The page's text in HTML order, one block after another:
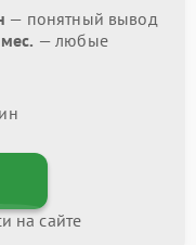
— понятный вывод
— любые
на сайте